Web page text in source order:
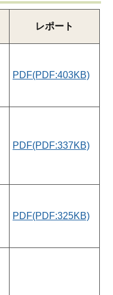
レポート
PDF(PDF:403KB)
PDF(PDF:337KB)
PDF(PDF:325KB)